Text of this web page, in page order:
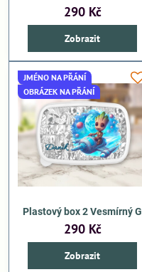
290 Kč
Zobrazit
JMÉNO NA PŘÁNÍ
OBRÁZEK NA PŘÁNÍ
Plastový box 2 Vesmírný G
290 Kč
Zobrazit